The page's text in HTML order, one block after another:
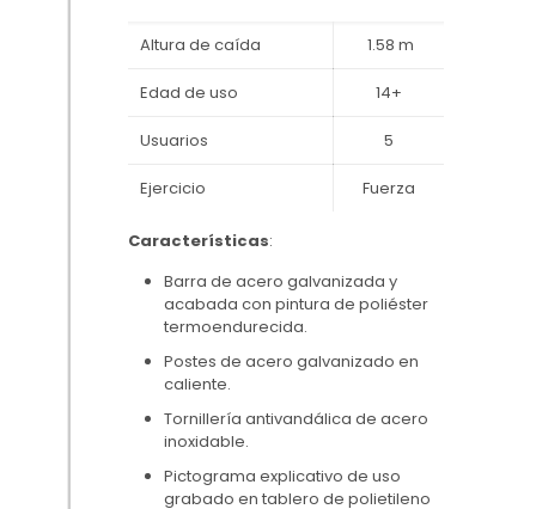
Altura de caída 1.58 m
Edad de uso 14+
Usuarios 5
Ejercicio Fuerza
Características:
Barra de acero galvanizada y
acabada con pintura de poliéster
termoendurecida.
Postes de acero galvanizado en
caliente.
Tornillería antivandálica de acero
inoxidable.
Pictograma explicativo de uso
grabado en tablero de polietileno